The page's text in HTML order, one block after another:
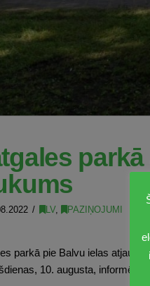
LV, PAZIŅOJUMI
parkā pie Balvu ielas
10. augusta, informē